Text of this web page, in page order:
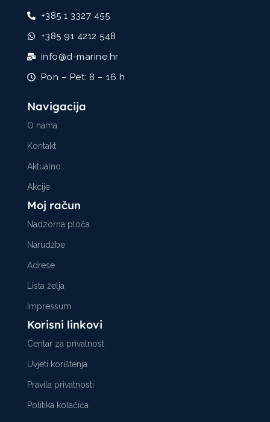
+385 1 3327 455
+385 91 4212 548
info@d-marine.hr
Pon – Pet: 8 – 16 h
Navigacija
O nama
Kontakt
Aktualno
Akcije
Moj račun
Nadzorna ploča
Narudžbe
Adrese
Lista želja
Impressum
Korisni linkovi
Centar za privatnost
Uvjeti korištenja
Pravila privatnosti
Politika kolačića